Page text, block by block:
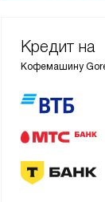
Кредит на
Кофемашину